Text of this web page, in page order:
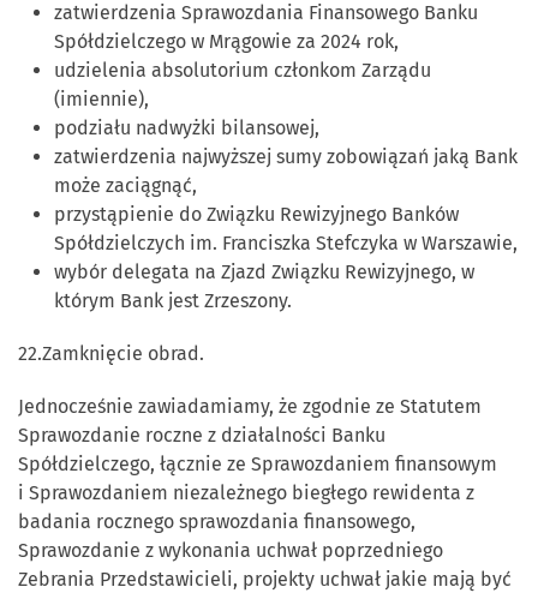
zatwierdzenia Sprawozdania Finansowego Banku
Spółdzielczego w Mrągowie za 2024 rok,
udzielenia absolutorium członkom Zarządu
(imiennie),
podziału nadwyżki bilansowej,
zatwierdzenia najwyższej sumy zobowiązań jaką Bank
może zaciągnąć,
przystąpienie do Związku Rewizyjnego Banków
Spółdzielczych im. Franciszka Stefczyka w Warszawie,
wybór delegata na Zjazd Związku Rewizyjnego, w
którym Bank jest Zrzeszony.
22.Zamknięcie obrad.
Jednocześnie zawiadamiamy, że zgodnie ze Statutem
Sprawozdanie roczne z działalności Banku
Spółdzielczego, łącznie ze Sprawozdaniem finansowym
i Sprawozdaniem niezależnego biegłego rewidenta z
badania rocznego sprawozdania finansowego,
Sprawozdanie z wykonania uchwał poprzedniego
Zebrania Przedstawicieli, projekty uchwał jakie mają być